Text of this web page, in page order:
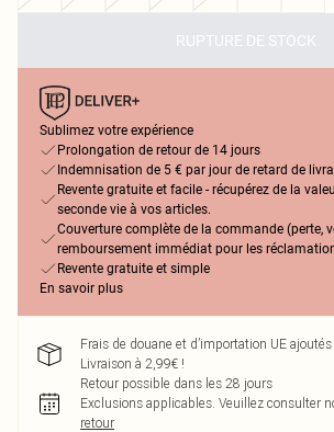
RUPTURE DE STOCK
Sublimez votre expérience
Prolongation de retour de 14 jours
Indemnisation de 5 € par jour de retard de
Revente gratuite et facile - récupérez de la
seconde vie à vos articles.
Couverture complète de la commande (perte,
remboursement immédiat pour les
Revente gratuite et simple
En savoir plus
Frais de douane et d’importation UE
Livraison à 2,99€ !
Retour possible dans les 28 jours
Exclusions applicables. Veuillez consulter
retour